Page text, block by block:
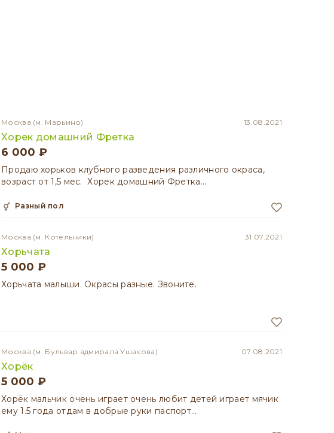
Москва (м. Марьино) 13.08.2021
Хорек домашний Фретка
6 000 ₽
Продаю хорьков клубного разведения различного окраса,
возраст от 1,5 мес. Хорек домашний Фретка…
разный пол
Москва (м. Котельники) 31.07.2021
Хорьчата
5 000 ₽
Хорьчата малыши. Окрасы разные. Звоните.
Москва (м. Бульвар адмирала Ушакова) 07.08.2021
Хорёк
5 000 ₽
Хорёк мальчик очень играет очень любит детей играет мячик
ему 1.5 года отдам в добрые руки паспорт…